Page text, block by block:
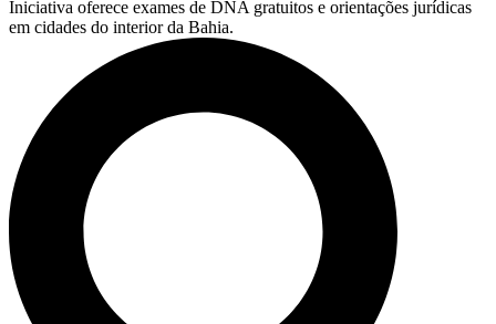
Iniciativa oferece exames de DNA gratuitos e orientações jurídicas
em cidades do interior da Bahia.